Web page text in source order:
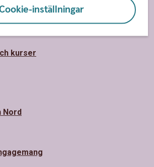
inställningar
kurser
Nord